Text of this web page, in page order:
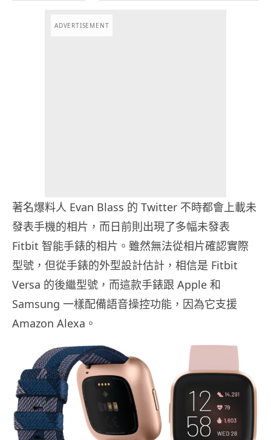
ADVERTISEMENT
著名爆料人 Evan Blass 的 Twitter 不時都會上載未
發表手機的相片，而日前則出現了多幅未發表
Fitbit 智能手錶的相片。雖然無法從相片確認實際
型號，但從手錶的外型設計估計，相信是 Fitbit
Versa 的後繼型號，而這款手錶跟 Apple 和
Samsung 一樣配備語音操控功能，因為它支援
Amazon Alexa。